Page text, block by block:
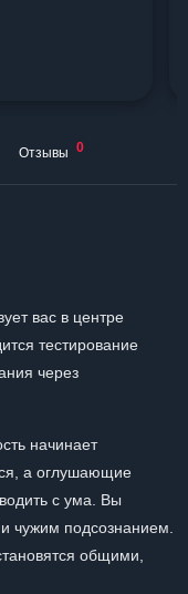
Отзывы 0
вас в центре
тестирование
через
начинает
а оглушающие
с ума. Вы
чужим подсознанием.
общими,